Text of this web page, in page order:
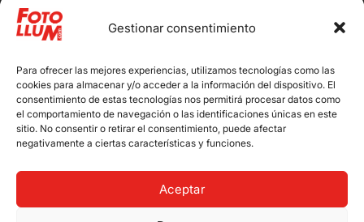
Gestionar consentimiento
Para ofrecer las mejores experiencias, utilizamos tecnologías como las
cookies para almacenar y/o acceder a la información del dispositivo. El
consentimiento de estas tecnologías nos permitirá procesar datos como
el comportamiento de navegación o las identificaciones únicas en este
sitio. No consentir o retirar el consentimiento, puede afectar
negativamente a ciertas características y funciones.
Aceptar
Imprenta Online en Valencia
Porqueras: Av. Alcalde Porqueres, 32,
25008 Lleida.
Magdalena: Calle Magdalena, 13,
25007 Lleida.
Lleida.
Mollerussa: Calle de Arbeca 2, 25230